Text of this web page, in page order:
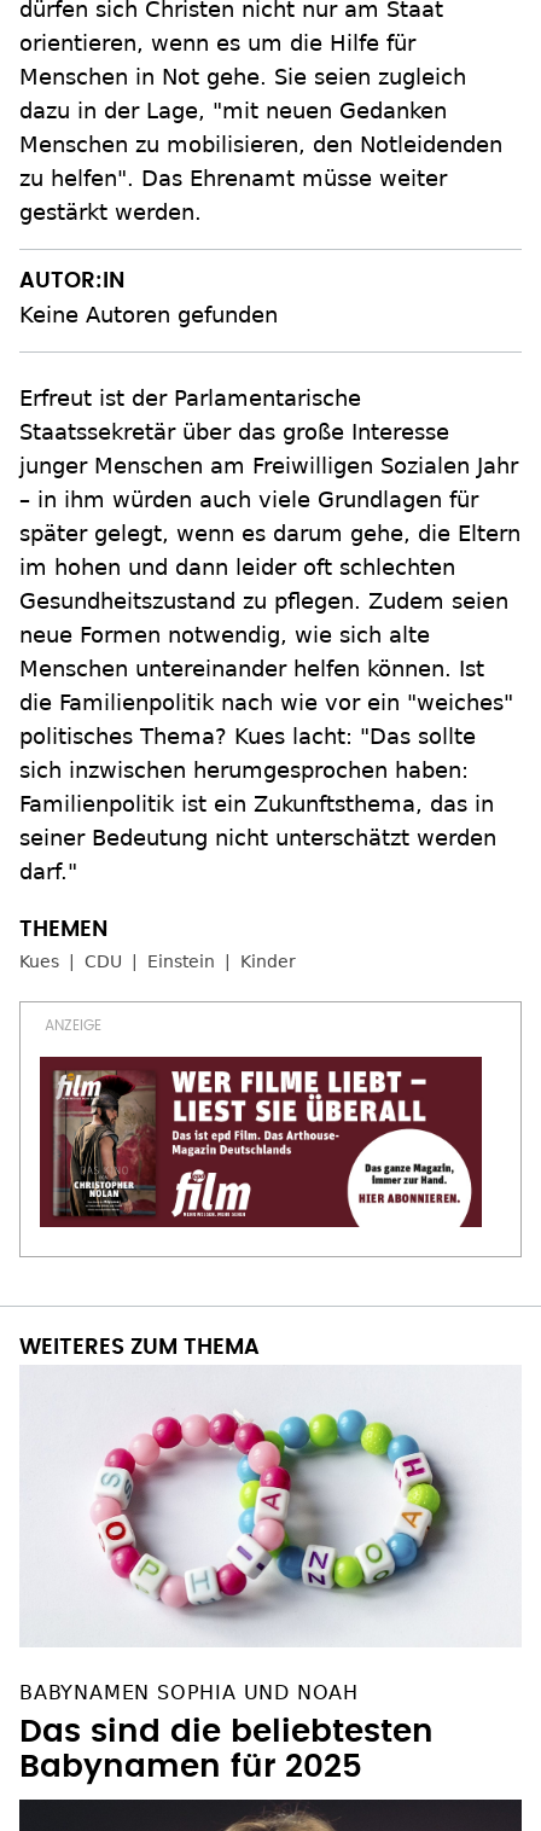
dürfen sich Christen nicht nur am Staat
orientieren, wenn es um die Hilfe für
Menschen in Not gehe. Sie seien zugleich
dazu in der Lage, "mit neuen Gedanken
Menschen zu mobilisieren, den Notleidenden
zu helfen". Das Ehrenamt müsse weiter
gestärkt werden.
AUTOR:IN
Keine Autoren gefunden
Erfreut ist der Parlamentarische
Staatssekretär über das große Interesse
junger Menschen am Freiwilligen Sozialen Jahr
– in ihm würden auch viele Grundlagen für
später gelegt, wenn es darum gehe, die Eltern
im hohen und dann leider oft schlechten
Gesundheitszustand zu pflegen. Zudem seien
neue Formen notwendig, wie sich alte
Menschen untereinander helfen können. Ist
die Familienpolitik nach wie vor ein "weiches"
politisches Thema? Kues lacht: "Das sollte
sich inzwischen herumgesprochen haben:
Familienpolitik ist ein Zukunftsthema, das in
seiner Bedeutung nicht unterschätzt werden
darf."
Kues CDU Einstein Kinder
Das sind die beliebtesten
Babynamen für 2025